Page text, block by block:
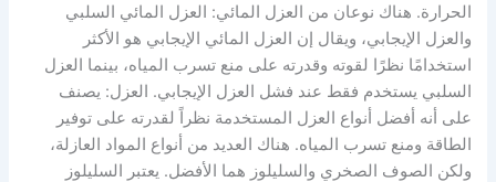
الحرارة. هناك نوعان من العزل المائي: العزل المائي السلبي
والعزل الإيجابي، ويقال إن العزل المائي الإيجابي هو الأكثر
استخدامًا نظرًا لقوته وقدرته على منع تسرب المياه، بينما العزل
السلبي يستخدم فقط عند فشل العزل الإيجابي. العزل: يصنف
على أنه أفضل أنواع العزل المستخدمة نظراً لقدرته على توفير
الطاقة ومنع تسرب المياه. هناك العديد من أنواع المواد العازلة،
ولكن الصوف الصخري والسليلوز هما الأفضل. يعتبر السليلوز